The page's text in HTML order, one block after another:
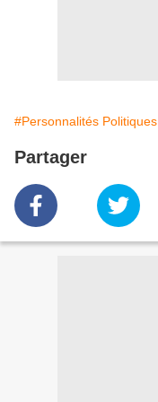
#Personnalités Politiques
Partager